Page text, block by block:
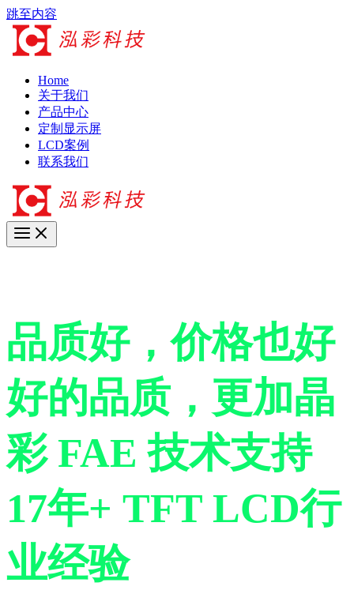
跳至内容
Home
关于我们
产品中心
定制显示屏
LCD案例
联系我们
品质好，价格也好
好的品质，更加晶
彩 FAE 技术支持
17年+ TFT LCD行
业经验